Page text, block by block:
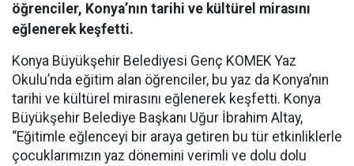
öğrenciler, Konya’nın tarihi ve kültürel mirasını
eğlenerek keşfetti.
Konya Büyükşehir Belediyesi Genç KOMEK Yaz
Okulu’nda eğitim alan öğrenciler, bu yaz da Konya’nın
tarihi ve kültürel mirasını eğlenerek keşfetti. Konya
Büyükşehir Belediye Başkanı Uğur İbrahim Altay,
“Eğitimle eğlenceyi bir araya getiren bu tür etkinliklerle
çocuklarımızın yaz dönemini verimli ve dolu dolu